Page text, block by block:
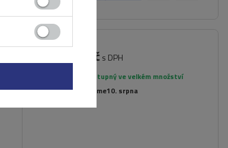
2 409,00 Kč s DPH
Produkt dostupný ve velkém množství
Již nyní zašleme10. srpna